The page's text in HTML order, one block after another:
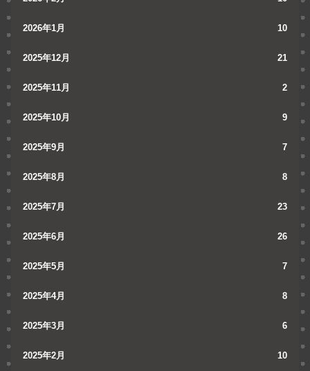
2026年1月 10
2025年12月 21
2025年11月 2
2025年10月 9
2025年9月 7
2025年8月 8
2025年7月 23
2025年6月 26
2025年5月 7
2025年4月 8
2025年3月 6
2025年2月 10